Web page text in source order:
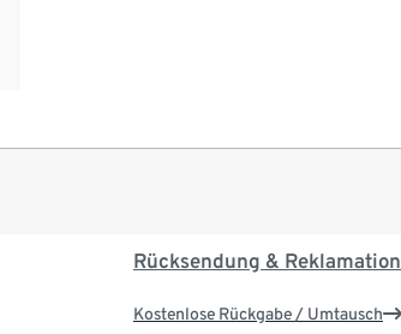
Rücksendung & Reklamation
Kostenlose Rückgabe / Umtausch